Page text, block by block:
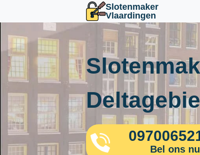
Slotenmaker
Vlaardingen
Bel ons